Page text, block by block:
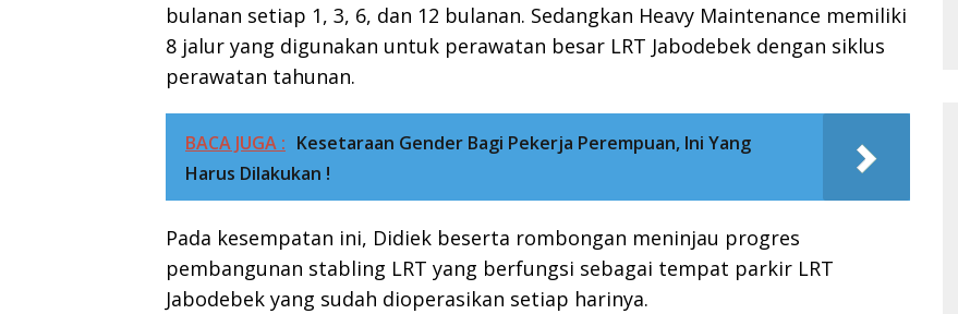
bulanan setiap 1, 3, 6, dan 12 bulanan. Sedangkan Heavy Maintenance memiliki
8 jalur yang digunakan untuk perawatan besar LRT Jabodebek dengan siklus
perawatan tahunan.
BACA JUGA : Kesetaraan Gender Bagi Pekerja Perempuan, Ini Yang
Harus Dilakukan !
Pada kesempatan ini, Didiek beserta rombongan meninjau progres
pembangunan stabling LRT yang berfungsi sebagai tempat parkir LRT
Jabodebek yang sudah dioperasikan setiap harinya.